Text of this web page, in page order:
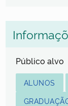
Público alvo
ALUNOS